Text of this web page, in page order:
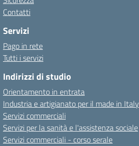
Contatti
Servizi
Pago in rete
Tutti i servizi
Indirizzi di studio
Orientamento in entrata
Industria e artigianato per il made in Italy
Servizi commerciali
Servizi per la sanità e l'assistenza sociale
Servizi commerciali - corso serale